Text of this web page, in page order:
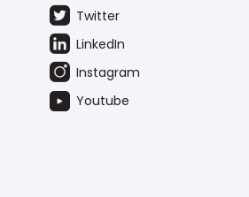
Twitter
LinkedIn
Instagram
Youtube